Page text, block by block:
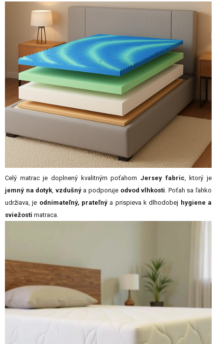
Celý matrac je doplnený kvalitným poťahom Jersey fabric, ktorý je
jemný na dotyk, vzdušnýa podporuje odvod vlhkosti. Poťah sa ľahko
udržiava, je odnímateľný, prateľný a prispieva k dlhodobej hygiene a
sviežosti matraca.